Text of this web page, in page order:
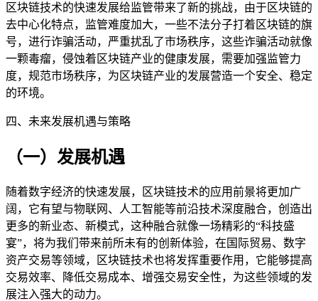
区块链技术的快速发展给监管带来了新的挑战，由于区块链的
去中心化特点，监管难度加大，一些不法分子打着区块链的旗
号，进行诈骗活动，严重扰乱了市场秩序，这些诈骗活动就像
一颗毒瘤，侵蚀着区块链产业的健康发展，需要加强监管力
度，规范市场秩序，为区块链产业的发展营造一个安全、稳定
的环境。
四、未来发展机遇与策略
（一）发展机遇
随着数字经济的快速发展，区块链技术的应用前景将更加广
阔，它有望与物联网、人工智能等前沿技术深度融合，创造出
更多的新业态、新模式，这种融合就像一场精彩的“科技盛
宴”，将为我们带来前所未有的创新体验，在国际贸易、数字
资产交易等领域，区块链技术也将发挥重要作用，它能够提高
交易效率、降低交易成本、增强交易安全性，为这些领域的发
展注入强大的动力。